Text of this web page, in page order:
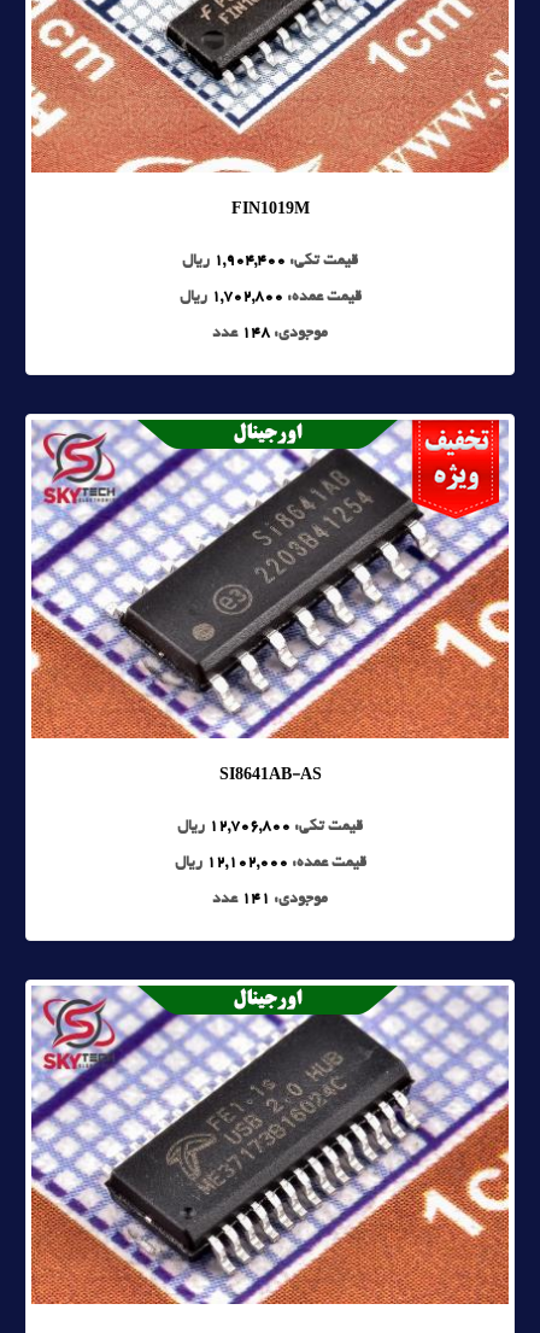
FIN1019M
قیمت تکی: 1,904,400 ریال
قیمت عمده: 1,702,800 ریال
موجودی: 148 عدد
SI8641AB-AS
قیمت تکی: 12,706,800 ریال
قیمت عمده: 12,102,000 ریال
موجودی: 141 عدد